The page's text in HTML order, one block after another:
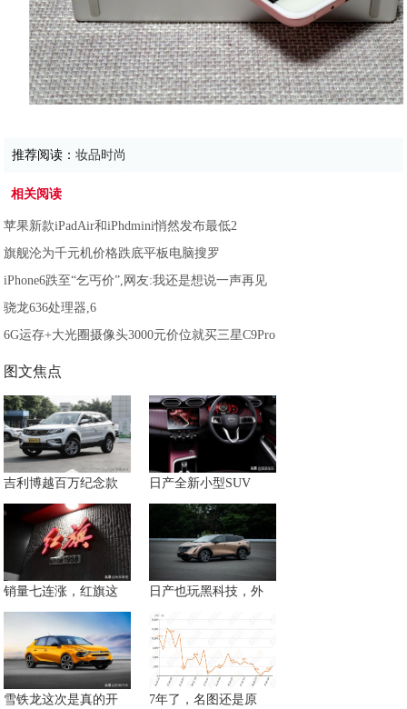
推荐阅读：妆品时尚
相关阅读
苹果新款iPadAir和iPhdmini悄然发布最低2
旗舰沦为千元机价格跌底平板电脑搜罗
iPhone6跌至“乞丐价”,网友:我还是想说一声再见
骁龙636处理器,6
6G运存+大光圈摄像头3000元价位就买三星C9Pro
图文焦点
吉利博越百万纪念款 日产全新小型SUV
销量七连涨，红旗这 日产也玩黑科技，外
雪铁龙这次是真的开 7年了，名图还是原